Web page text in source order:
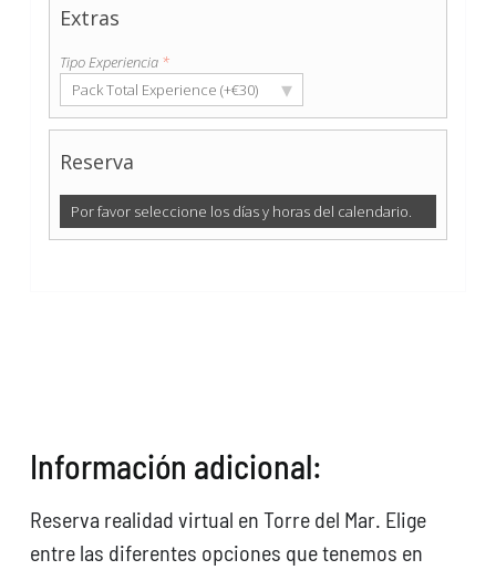
Extras
Tipo Experiencia *
Pack Total Experience (+€30)
▾
Reserva
Por favor seleccione los días y horas del calendario.
Información adicional:
Reserva realidad virtual en Torre del Mar. Elige
entre las diferentes opciones que tenemos en